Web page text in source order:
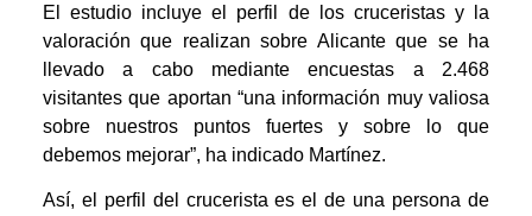
El estudio incluye el perfil de los cruceristas y la
valoración que realizan sobre Alicante que se ha
llevado a cabo mediante encuestas a 2.468
visitantes que aportan “una información muy valiosa
sobre nuestros puntos fuertes y sobre lo que
debemos mejorar”, ha indicado Martínez.
Así, el perfil del crucerista es el de una persona de